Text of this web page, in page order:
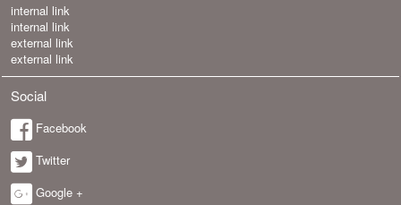
internal link
internal link
external link
external link
Social
Facebook
Twitter
Google +